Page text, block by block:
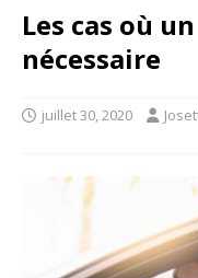
Les cas où
nécessaire
juillet 30, 2020